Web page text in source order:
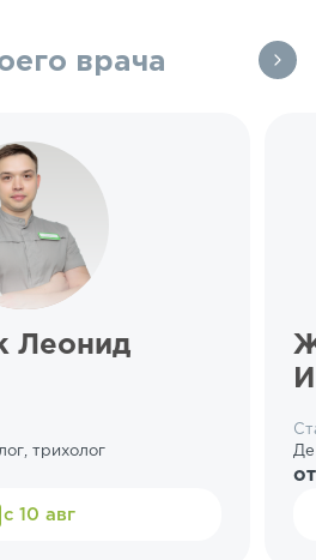
врача
Леонид
трихолог
с 10 авг